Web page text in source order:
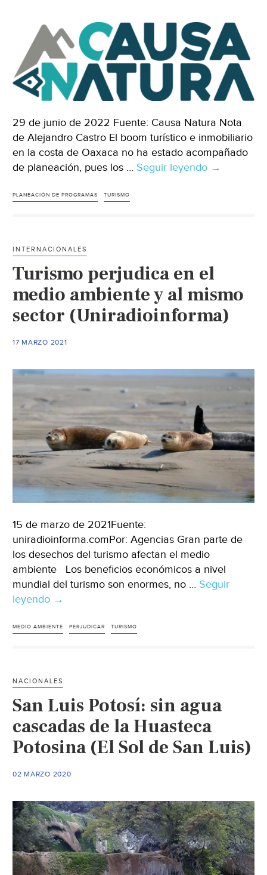
(Milenio)
29 de junio de 2022 Fuente: Causa Natura Nota
de Alejandro Castro El boom turístico e inmobiliario
en la costa de Oaxaca no ha estado acompañado
de planeación, pues los … Seguir leyendo Oaxaca
falta
de
Natura)
→
PLANEACIÓN DE PROGRAMAS TURISMO
INTERNACIONALES
Turismo perjudica en el
medio ambiente y al mismo
sector (Uniradioinforma)
17 MARZO 2021
15 de marzo de 2021Fuente:
uniradioinforma.comPor: Agencias Gran parte de
los desechos del turismo afectan el medio
ambiente Los beneficios económicos a nivel
mundial del turismo son enormes, no … Seguir
leyendo Turismo
en
y
al
mismo
sector
(Uniradioinforma)
→
MEDIO AMBIENTE PERJUDICAR TURISMO
NACIONALES
San Luis Potosí: sin agua
cascadas de la Huasteca
Potosina (El Sol de San Luis)
02 MARZO 2020